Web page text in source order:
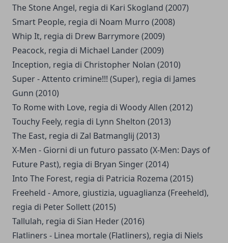
The Stone Angel, regia di Kari Skogland (2007)
Smart People, regia di Noam Murro (2008)
Whip It, regia di Drew Barrymore (2009)
Peacock, regia di Michael Lander (2009)
Inception, regia di Christopher Nolan (2010)
Super - Attento crimine!!! (Super), regia di James
Gunn (2010)
To Rome with Love, regia di Woody Allen (2012)
Touchy Feely, regia di Lynn Shelton (2013)
The East, regia di Zal Batmanglij (2013)
X-Men - Giorni di un futuro passato (X-Men: Days of
Future Past), regia di Bryan Singer (2014)
Into The Forest, regia di Patricia Rozema (2015)
Freeheld - Amore, giustizia, uguaglianza (Freeheld),
regia di Peter Sollett (2015)
Tallulah, regia di Sian Heder (2016)
Flatliners - Linea mortale (Flatliners), regia di Niels